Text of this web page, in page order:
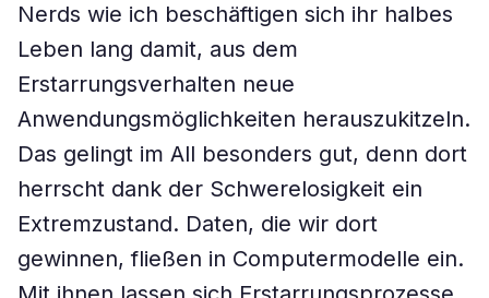
Nerds wie ich beschäftigen sich ihr halbes
Leben lang damit, aus dem
Erstarrungsverhalten neue
Anwendungsmöglichkeiten herauszukitzeln.
Das gelingt im All besonders gut, denn dort
herrscht dank der Schwerelosigkeit ein
Extremzustand. Daten, die wir dort
gewinnen, fließen in Computermodelle ein.